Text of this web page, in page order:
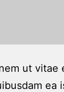
ut vitae
ea